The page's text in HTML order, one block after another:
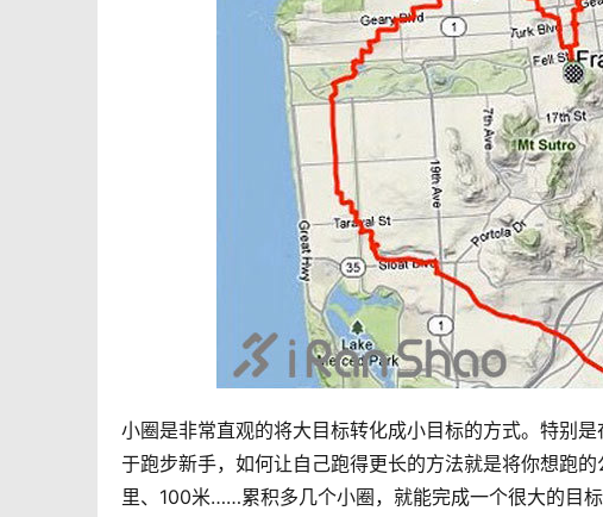
小圈是非常直观的将大目标转化成小目标的方式。特别
于跑步新手，如何让自己跑得更长的方法就是将你想跑
里、100米……累积多几个小圈，就能完成一个很大的目